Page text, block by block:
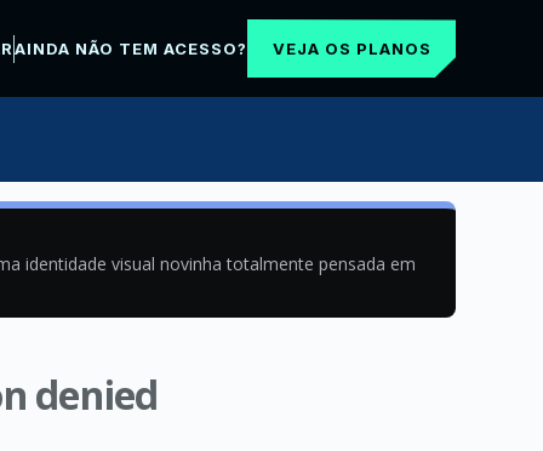
AINDA NÃO TEM ACESSO? VEJA OS PLANOS
identidade visual novinha totalmente pensada em
denied